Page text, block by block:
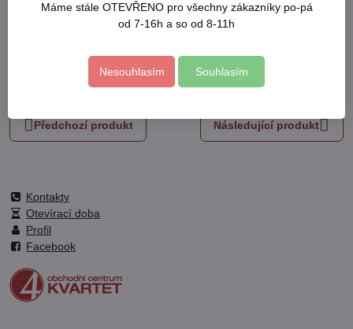
Skladové číslo:92602D
EXTOL CRAFT
FacebookTwitter Pinterest LinkedInWhatsApp
Předchozí produkt Následující produkt
Kontakty
Otevírací doba
Profil
Facebook
Máme stále OTEVŘENO pro všechny zákazníky po-pá
od 7-16h a so od 8-11h
Nesouhlasím Souhlasím